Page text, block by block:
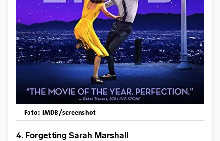
Foto: IMDB/screenshot
4. Forgetting Sarah Marshall